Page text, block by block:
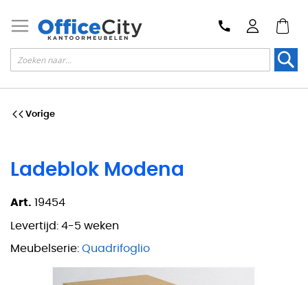
Ladeblok Modena
Art. 19454
Levertijd: 4-5 weken
Meubelserie: Quadrifoglio
Vorige